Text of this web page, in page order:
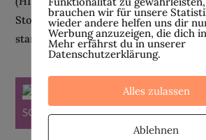
Stoffwechselstörung, bei der das
stark...
SCHILDDRÜSE
brauchen wir für unsere
wieder andere helfen uns dir
Werbung anzuzeigen, die dich
Mehr erfährst du in unserer
Datenschutzerklärung.
Alles zulassen
Ablehnen